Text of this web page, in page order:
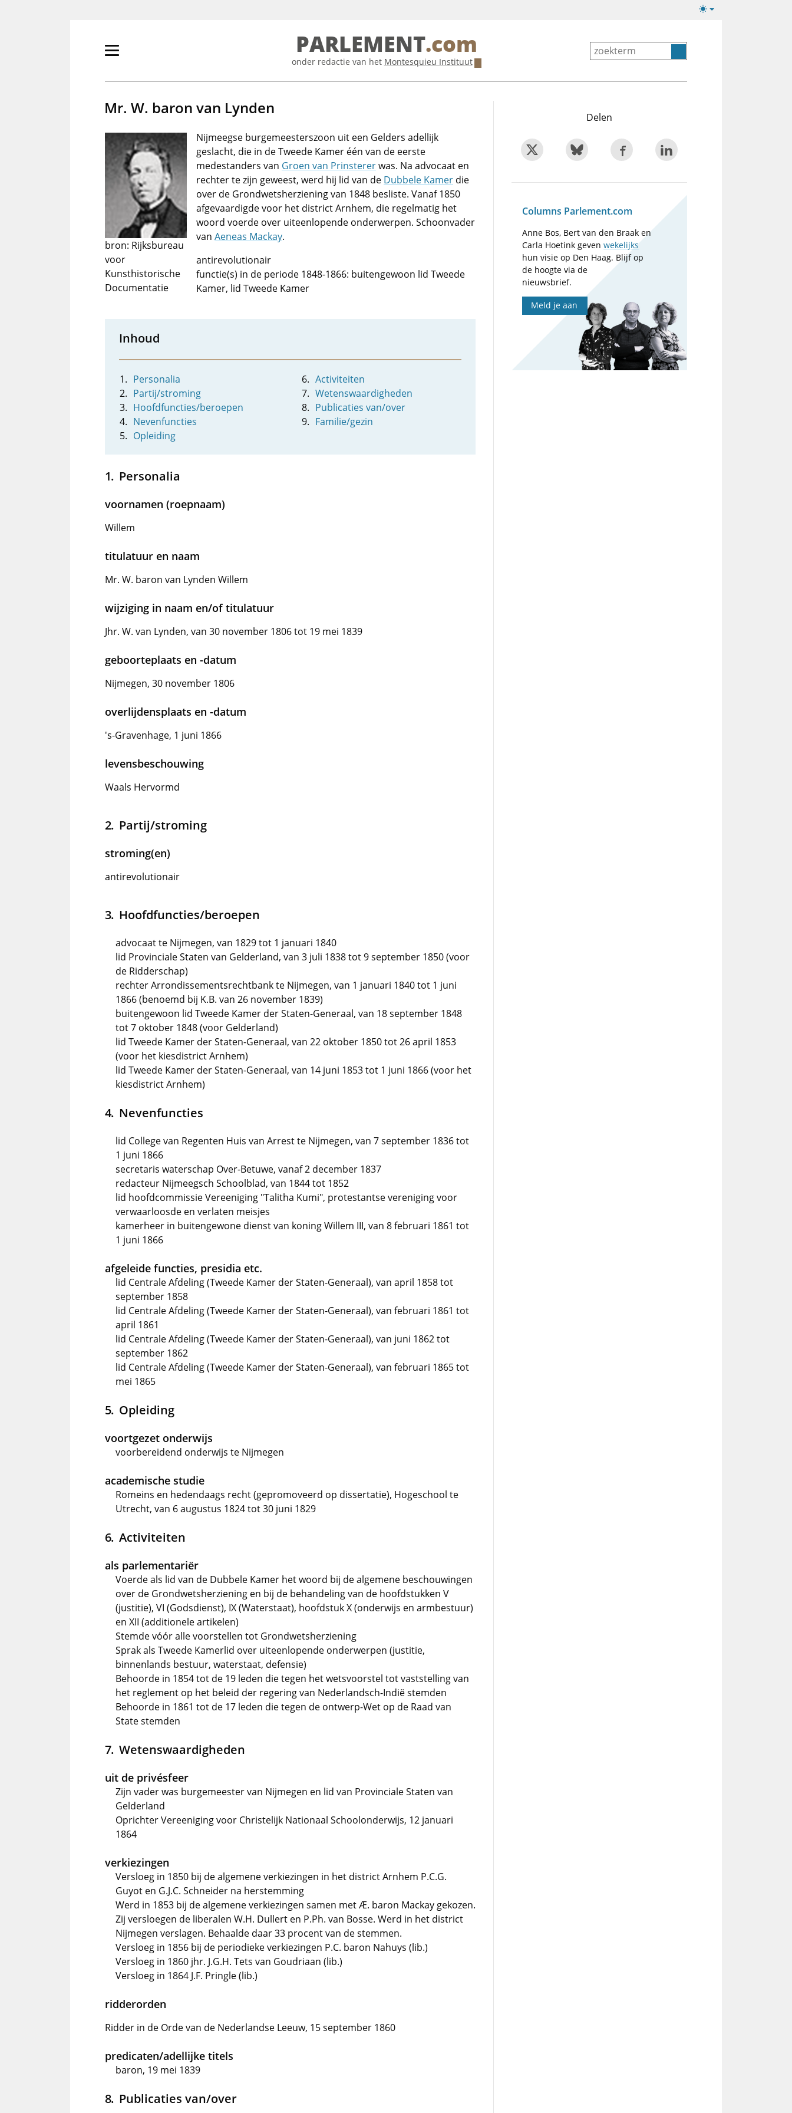
Lichte/donkere
Primair
tonen/verbergen
PARLEMENT.com
onder redactie van het Montesquieu Instituut
Mr. W. baron van Lynden
bron: Rijksbureau
voor
Kunsthistorische
Documentatie
Nijmeegse burgemeesterszoon uit een Gelders adellijk
geslacht, die in de Tweede Kamer één van de eerste
medestanders van Groen van Prinstererwas. Na advocaat en
rechter te zijn geweest, werd hij lid van de Dubbele Kamer die
over de Grondwetsherziening van 1848 besliste. Vanaf 1850
afgevaardigde voor het district Arnhem, die regelmatig het
woord voerde over uiteenlopende onderwerpen. Schoonvader
van Aeneas Mackay.
antirevolutionair
functie(s) in de periode 1848-1866: buitengewoon lid Tweede
Kamer, lid Tweede Kamer
Inhoud
Personalia
Partij/stroming
Hoofdfuncties/beroepen
Nevenfuncties
Opleiding
Activiteiten
Wetenswaardigheden
Publicaties van/over
Familie/gezin
Personalia
voornamen (roepnaam)
Willem
titulatuur en naam
Mr. W. baron van Lynden Willem
wijziging in naam en/of titulatuur
Jhr. W. van Lynden, van 30 november 1806 tot 19 mei 1839
geboorteplaats en -datum
Nijmegen, 30 november 1806
overlijdensplaats en -datum
's-Gravenhage, 1 juni 1866
levensbeschouwing
Waals Hervormd
Partij/stroming
stroming(en)
antirevolutionair
Hoofdfuncties/beroepen
advocaat te Nijmegen, van 1829 tot 1 januari 1840
lid Provinciale Staten van Gelderland, van 3 juli 1838 tot 9 september 1850 (voor
de Ridderschap)
rechter Arrondissementsrechtbank te Nijmegen, van 1 januari 1840 tot 1 juni
1866 (benoemd bij K.B. van 26 november 1839)
buitengewoon lid Tweede Kamer der Staten-Generaal, van 18 september 1848
tot 7 oktober 1848 (voor Gelderland)
lid Tweede Kamer der Staten-Generaal, van 22 oktober 1850 tot 26 april 1853
(voor het kiesdistrict Arnhem)
lid Tweede Kamer der Staten-Generaal, van 14 juni 1853 tot 1 juni 1866 (voor het
kiesdistrict Arnhem)
Nevenfuncties
lid College van Regenten Huis van Arrest te Nijmegen, van 7 september 1836 tot
1 juni 1866
secretaris waterschap Over-Betuwe, vanaf 2 december 1837
redacteur Nijmeegsch Schoolblad, van 1844 tot 1852
lid hoofdcommissie Vereeniging "Talitha Kumi", protestantse vereniging voor
verwaarloosde en verlaten meisjes
kamerheer in buitengewone dienst van koning Willem III, van 8 februari 1861 tot
1 juni 1866
afgeleide functies, presidia etc.
lid Centrale Afdeling (Tweede Kamer der Staten-Generaal), van april 1858 tot
september 1858
lid Centrale Afdeling (Tweede Kamer der Staten-Generaal), van februari 1861 tot
april 1861
lid Centrale Afdeling (Tweede Kamer der Staten-Generaal), van juni 1862 tot
september 1862
lid Centrale Afdeling (Tweede Kamer der Staten-Generaal), van februari 1865 tot
mei 1865
Opleiding
voortgezet onderwijs
voorbereidend onderwijs te Nijmegen
academische studie
Romeins en hedendaags recht (gepromoveerd op dissertatie), Hogeschool te
Utrecht, van 6 augustus 1824 tot 30 juni 1829
Activiteiten
als parlementariër
Voerde als lid van de Dubbele Kamer het woord bij de algemene beschouwingen
over de Grondwetsherziening en bij de behandeling van de hoofdstukken V
(justitie), VI (Godsdienst), IX (Waterstaat), hoofdstuk X (onderwijs en armbestuur)
en XII (additionele artikelen)
Stemde vóór alle voorstellen tot Grondwetsherziening
Sprak als Tweede Kamerlid over uiteenlopende onderwerpen (justitie,
binnenlands bestuur, waterstaat, defensie)
Behoorde in 1854 tot de 19 leden die tegen het wetsvoorstel tot vaststelling van
het reglement op het beleid der regering van Nederlandsch-Indië stemden
Behoorde in 1861 tot de 17 leden die tegen de ontwerp-Wet op de Raad van
State stemden
Wetenswaardigheden
uit de privésfeer
Zijn vader was burgemeester van Nijmegen en lid van Provinciale Staten van
Gelderland
Oprichter Vereeniging voor Christelijk Nationaal Schoolonderwijs, 12 januari
1864
verkiezingen
Versloeg in 1850 bij de algemene verkiezingen in het district Arnhem P.C.G.
Guyot en G.J.C. Schneider na herstemming
Werd in 1853 bij de algemene verkiezingen samen met Æ. baron Mackay gekozen.
Zij versloegen de liberalen W.H. Dullert en P.Ph. van Bosse. Werd in het district
Nijmegen verslagen. Behaalde daar 33 procent van de stemmen.
Versloeg in 1856 bij de periodieke verkiezingen P.C. baron Nahuys (lib.)
Versloeg in 1860 jhr. J.G.H. Tets van Goudriaan (lib.)
Versloeg in 1864 J.F. Pringle (lib.)
ridderorden
Ridder in de Orde van de Nederlandse Leeuw, 15 september 1860
predicaten/adellijke titels
baron, 19 mei 1839
Publicaties van/over
Delen
Columns Parlement.com
Anne Bos, Bert van den Braak en
Carla Hoetink gevenwekelijks
hun visie op Den Haag. Blijf op
de hoogte via de
nieuwsbrief.
Meld je aan